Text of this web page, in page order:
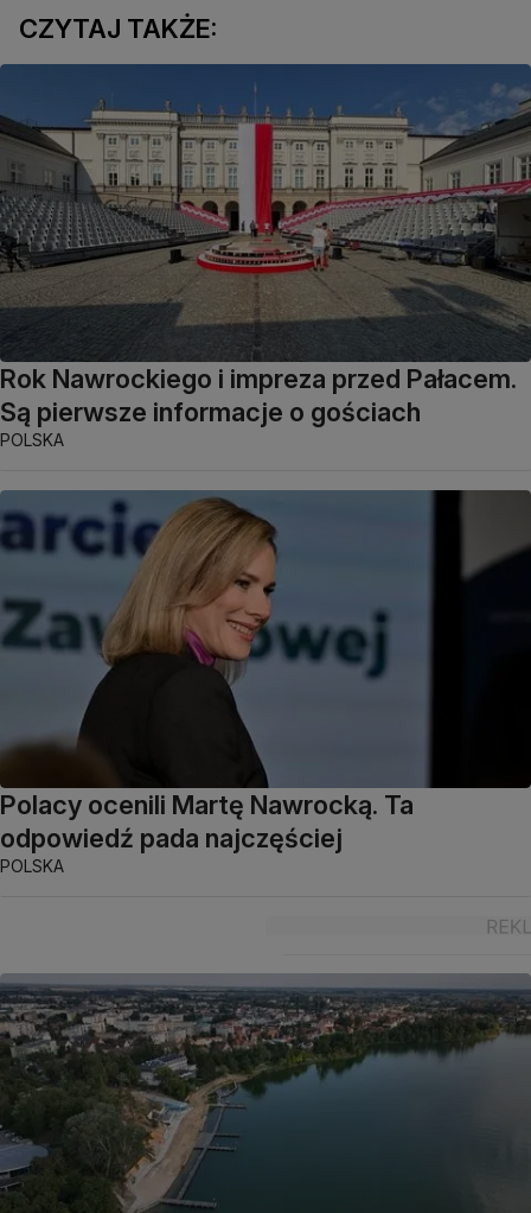
CZYTAJ TAKŻE:
Rok Nawrockiego i impreza przed Pałacem.
Są pierwsze informacje o gościach
POLSKA
Polacy ocenili Martę Nawrocką. Ta
odpowiedź pada najczęściej
POLSKA